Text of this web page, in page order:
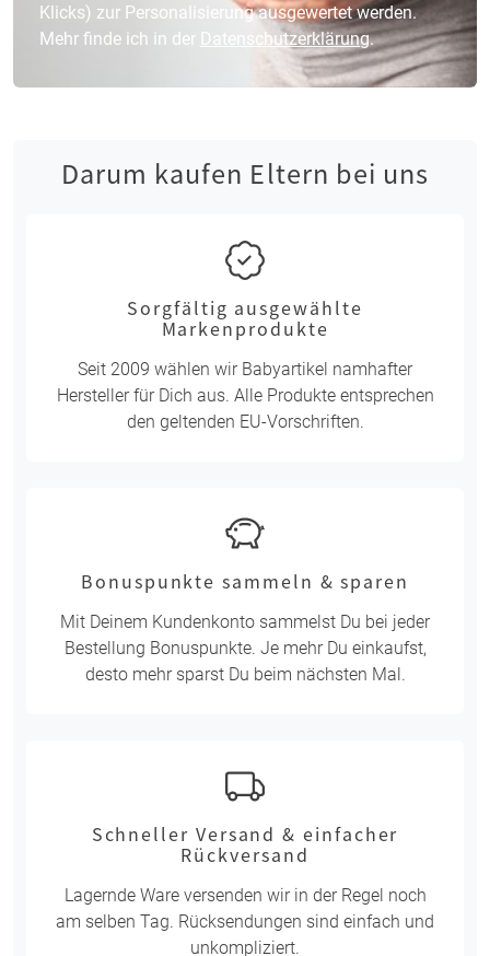
Klicks) zur Personalisierung ausgewertet werden.
Mehr finde ich in der Datenschutzerklärung.
Darum kaufen Eltern bei uns
Sorgfältig ausgewählte
Markenprodukte
Seit 2009 wählen wir Babyartikel namhafter
Hersteller für Dich aus. Alle Produkte entsprechen
den geltenden EU-Vorschriften.
Bonuspunkte sammeln & sparen
Mit Deinem Kundenkonto sammelst Du bei jeder
Bestellung Bonuspunkte. Je mehr Du einkaufst,
desto mehr sparst Du beim nächsten Mal.
Schneller Versand & einfacher
Rückversand
Lagernde Ware versenden wir in der Regel noch
am selben Tag. Rücksendungen sind einfach und
unkompliziert.